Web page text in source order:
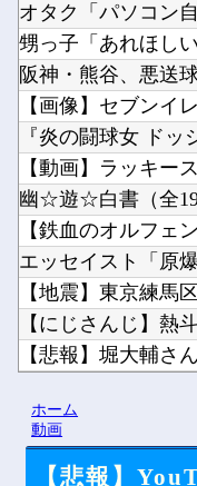
【画像】セブンイ
【鉄血のオルフェ
ホーム
動画
【悲報】